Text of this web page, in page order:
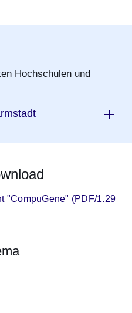
Hochschulen und
"CompuGene" (PDF/1.29